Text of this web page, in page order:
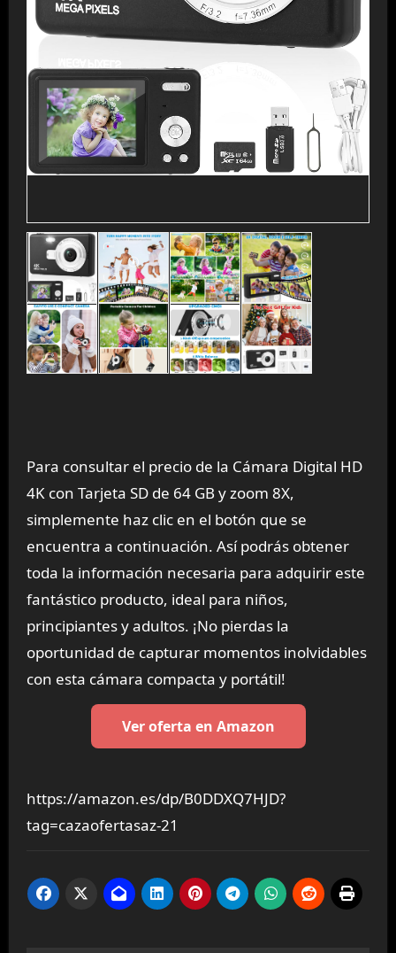
Para consultar el precio de la Cámara Digital HD
4K con Tarjeta SD de 64 GB y zoom 8X,
simplemente haz clic en el botón que se
encuentra a continuación. Así podrás obtener
toda la información necesaria para adquirir este
fantástico producto, ideal para niños,
principiantes y adultos. ¡No pierdas la
oportunidad de capturar momentos inolvidables
con esta cámara compacta y portátil!
Ver oferta en Amazon
https://amazon.es/dp/B0DDXQ7HJD?
tag=cazaofertasaz-21